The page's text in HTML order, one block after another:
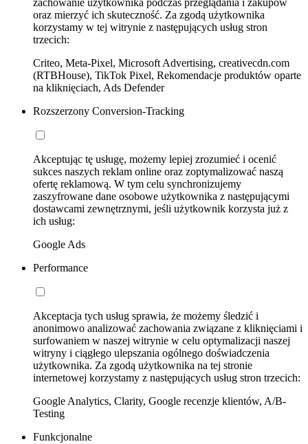
zachowanie użytkownika podczas przeglądania i zakupów
oraz mierzyć ich skuteczność. Za zgodą użytkownika
korzystamy w tej witrynie z następujących usług stron
trzecich:
Criteo, Meta-Pixel, Microsoft Advertising, creativecdn.com
(RTBHouse), TikTok Pixel, Rekomendacje produktów oparte
na kliknięciach, Ads Defender
Rozszerzony Conversion-Tracking
Akceptując tę usługę, możemy lepiej zrozumieć i ocenić
sukces naszych reklam online oraz zoptymalizować naszą
ofertę reklamową. W tym celu synchronizujemy
zaszyfrowane dane osobowe użytkownika z następującymi
dostawcami zewnętrznymi, jeśli użytkownik korzysta już z
ich usług:
Google Ads
Performance
Akceptacja tych usług sprawia, że możemy śledzić i
anonimowo analizować zachowania związane z kliknięciami i
surfowaniem w naszej witrynie w celu optymalizacji naszej
witryny i ciągłego ulepszania ogólnego doświadczenia
użytkownika. Za zgodą użytkownika na tej stronie
internetowej korzystamy z następujących usług stron trzecich:
Google Analytics, Clarity, Google recenzje klientów, A/B-
Testing
Funkcjonalne